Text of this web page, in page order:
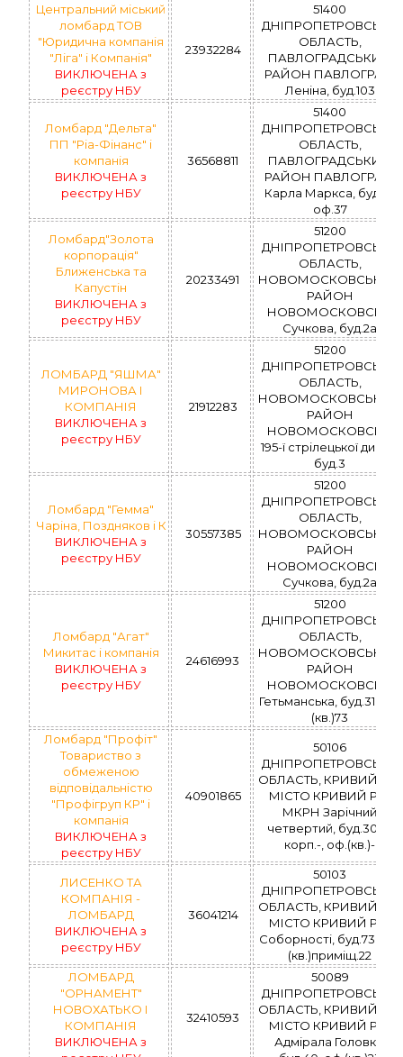
Центральний міський
ломбард ТОВ
"Юридична компанія
"Ліга" і Компанія"
ВИКЛЮЧЕНА з
реєстру НБУ
23932284
51400
ДНІПРОПЕТРОВСЬКА
ОБЛАСТЬ,
ПАВЛОГРАДСЬКИЙ
РАЙОН ПАВЛОГРАД,
Леніна, буд.103
Ломбард "Дельта"
ПП "Ріа-Фінанс" і
компанія
ВИКЛЮЧЕНА з
реєстру НБУ
36568811
51400
ДНІПРОПЕТРОВСЬКА
ОБЛАСТЬ,
ПАВЛОГРАДСЬКИЙ
РАЙОН ПАВЛОГРАД,
Карла Маркса, буд.19,
оф.37
Ломбард"Золота
корпорація"
Ближенська та
Капустін
ВИКЛЮЧЕНА з
реєстру НБУ
20233491
51200
ДНІПРОПЕТРОВСЬКА
ОБЛАСТЬ,
НОВОМОСКОВСЬКИЙ
РАЙОН
НОВОМОСКОВСЬК,
Сучкова, буд.2а
ЛОМБАРД "ЯШМА"
МИРОНОВА І
КОМПАНІЯ
ВИКЛЮЧЕНА з
реєстру НБУ
21912283
51200
ДНІПРОПЕТРОВСЬКА
ОБЛАСТЬ,
НОВОМОСКОВСЬКИЙ
РАЙОН
НОВОМОСКОВСЬК,
195-ї стрілецької дивізії,
буд.3
Ломбард "Гемма"
Чаріна, Поздняков і К
ВИКЛЮЧЕНА з
реєстру НБУ
30557385
51200
ДНІПРОПЕТРОВСЬКА
ОБЛАСТЬ,
НОВОМОСКОВСЬКИЙ
РАЙОН
НОВОМОСКОВСЬК,
Сучкова, буд.2а
Ломбард "Агат"
Микитас і компанія
ВИКЛЮЧЕНА з
реєстру НБУ
24616993
51200
ДНІПРОПЕТРОВСЬКА
ОБЛАСТЬ,
НОВОМОСКОВСЬКИЙ
РАЙОН
НОВОМОСКОВСЬК,
Гетьманська, буд.31, оф.
(кв.)73
Ломбард "Профіт"
Товариство з
обмеженою
відповідальністю
"Профігруп КР" і
компанія
ВИКЛЮЧЕНА з
реєстру НБУ
40901865
50106
ДНІПРОПЕТРОВСЬКА
ОБЛАСТЬ, КРИВИЙ РІГ,
МІСТО КРИВИЙ РІГ,
МКРН Зарічний
четвертий, буд.30 А,
корп.-, оф.(кв.)-
ЛИСЕНКО ТА
КОМПАНІЯ -
ЛОМБАРД
ВИКЛЮЧЕНА з
реєстру НБУ
36041214
50103
ДНІПРОПЕТРОВСЬКА
ОБЛАСТЬ, КРИВИЙ РІГ,
МІСТО КРИВИЙ РІГ,
Соборності, буд.73, оф.
(кв.)приміщ.22
ЛОМБАРД
"ОРНАМЕНТ"
НОВОХАТЬКО І
КОМПАНІЯ
ВИКЛЮЧЕНА з
32410593
50089
ДНІПРОПЕТРОВСЬКА
ОБЛАСТЬ, КРИВИЙ РІГ,
МІСТО КРИВИЙ РІГ,
Адмірала Головка,